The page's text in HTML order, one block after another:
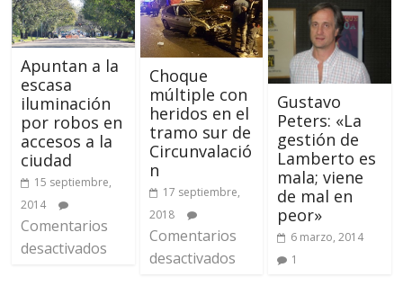
Apuntan a la
escasa
iluminación
por robos en
accesos a la
ciudad
15 septiembre,
2014
Comentarios
desactivados
Choque
múltiple con
heridos en el
tramo sur de
Circunvalació
n
17 septiembre,
2018
Comentarios
desactivados
Gustavo
Peters: «La
gestión de
Lamberto es
mala; viene
de mal en
peor»
6 marzo, 2014
1